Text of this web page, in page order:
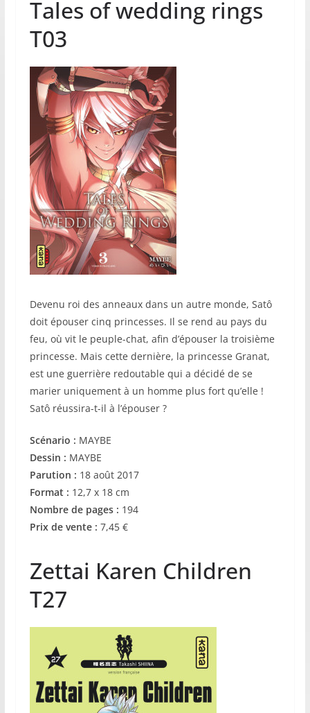
Tales of wedding rings
T03
Devenu roi des anneaux dans un autre monde, Satô
doit épouser cinq princesses. Il se rend au pays du
feu, où vit le peuple-chat, afin d’épouser la troisième
princesse. Mais cette dernière, la princesse Granat,
est une guerrière redoutable qui a décidé de se
marier uniquement à un homme plus fort qu’elle !
Satô réussira-t-il à l’épouser ?
Scénario : MAYBE
Dessin : MAYBE
Parution : 18 août 2017
Format : 12,7 x 18 cm
Nombre de pages : 194
Prix de vente : 7,45 €
Zettai Karen Children
T27